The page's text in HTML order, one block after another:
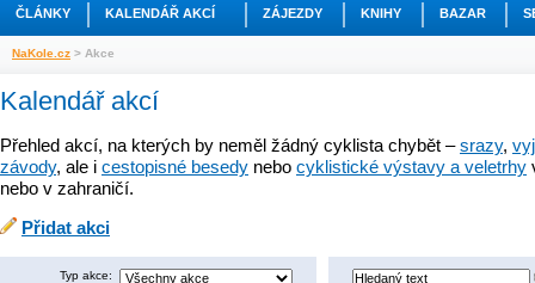
ČLÁNKY KALENDÁŘ AKCÍ ZÁJEZDY KNIHY BAZAR
NaKole.cz > Akce
Kalendář akcí
Přehled akcí, na kterých by neměl žádný cyklista chybět –srazy,
závody, ale i cestopisné besedy nebo cyklistické výstavy a veletrhy
nebo v zahraničí.
Přidat akci
Typ akce: